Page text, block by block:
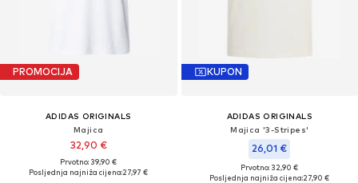
PROMOCIJA
ADIDAS ORIGINALS
Majica
32,90 €
Prvotno: 39,90 €
Posljednja najniža cijena:27,97 €
KUPON
ADIDAS ORIGINALS
Majica '3-Stripes'
26,01 €
Prvotno: 32,90 €
Posljednja najniža cijena:27,90 €